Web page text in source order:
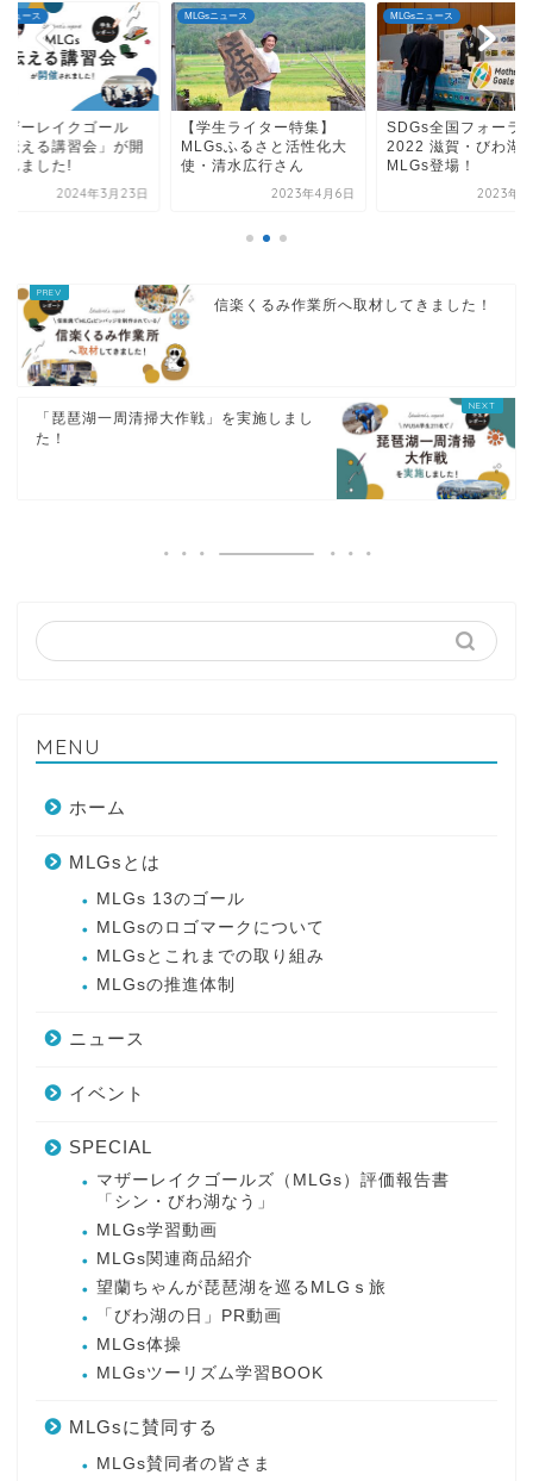
ニュース
ザーレイクゴール
伝える講習会」が開
れました!
2024年3月23日
MLGsニュース
【学生ライター特集】
MLGsふるさと活性化大
使・清水広行さん
2023年4月6日
MLGsニュース
SDGs全国フォーラ
2022 滋賀・びわ湖
MLGs登場！
2023年4
信楽くるみ作業所へ取材してきました！
「琵琶湖一周清掃大作戦」を実施しまし
た！
MENU
ホーム
MLGsとは
MLGs 13のゴール
MLGsのロゴマークについて
MLGsとこれまでの取り組み
MLGsの推進体制
ニュース
イベント
SPECIAL
マザーレイクゴールズ（MLGs）評価報告書
「シン・びわ湖なう」
MLGs学習動画
MLGs関連商品紹介
望蘭ちゃんが琵琶湖を巡るMLGｓ旅
「びわ湖の日」PR動画
MLGs体操
MLGsツーリズム学習BOOK
MLGsに賛同する
MLGs賛同者の皆さま